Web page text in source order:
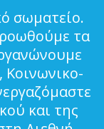
σωματείο.
τα
και της